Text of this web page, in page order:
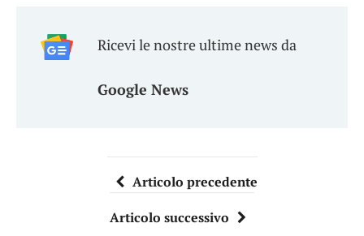
Ricevi le nostre ultime news da
Google News
Articolo precedente
Articolo successivo